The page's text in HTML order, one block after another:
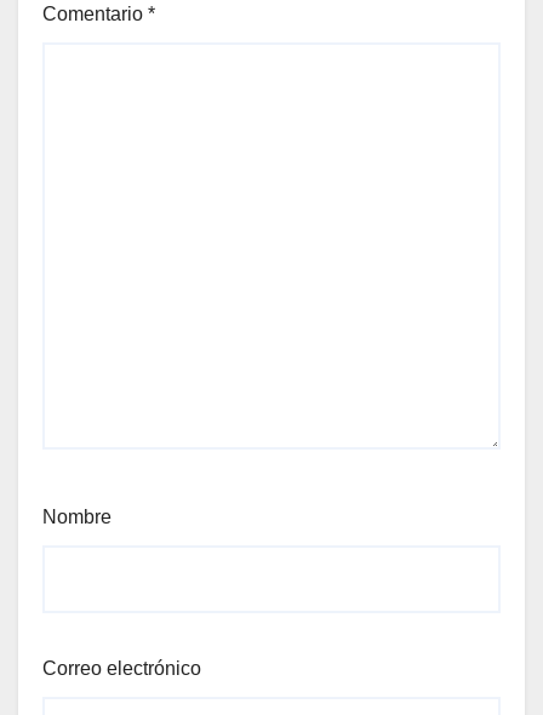
Comentario *
Nombre
Correo electrónico